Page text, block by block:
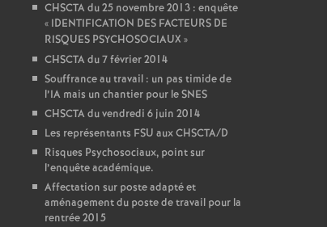
CHSCTA du 25 novembre 2013 : enquête
« IDENTIFICATION DES FACTEURS DE
RISQUES PSYCHOSOCIAUX »
CHSCTA du 7 février 2014
Souffrance au travail : un pas timide de
l’IA mais un chantier pour le SNES
CHSCTA du vendredi 6 juin 2014
Les représentants FSU aux CHSCTA/D
Risques Psychosociaux, point sur
l’enquête académique.
Affectation sur poste adapté et
aménagement du poste de travail pour la
rentrée 2015